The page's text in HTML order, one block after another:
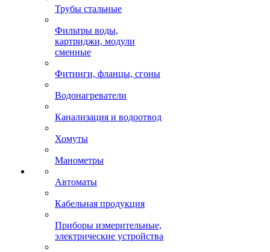
Трубы стальные
Фильтры воды,
картриджи, модули
сменные
Фитинги, фланцы, сгоны
Водонагреватели
Канализация и водоотвод
Хомуты
Манометры
Автоматы
Кабельная продукция
Приборы измерительные,
электрические устройства